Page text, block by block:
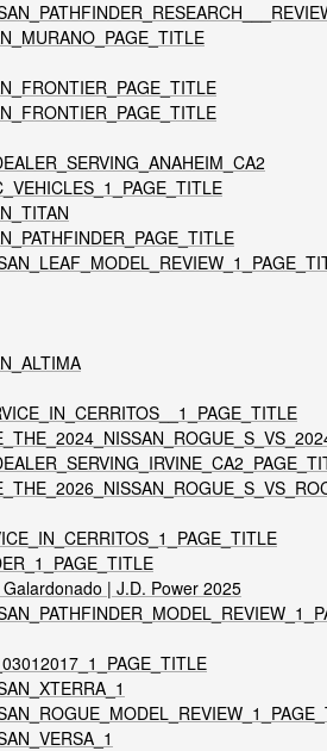
| J.D. Power 2025